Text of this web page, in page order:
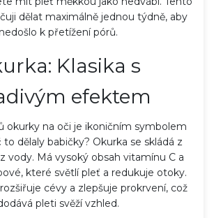
dělat maximálně jednou týdně, aby
nedošlo k přetížení pórů.
Klasika s
efektem
okurky na oči je ikoničním symbolem
to dělaly babičky? Okurka se skládá z
vody. Má vysoký obsah vitamínu C a
které světlí pleť a redukuje otoky.
cévy a zlepšuje prokrvení, což
pleti svěží vzhled.